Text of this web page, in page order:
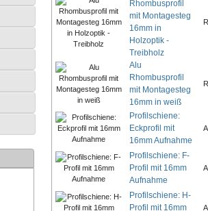
Rhombusprofil
mit Montagesteg
16mm in
Holzoptik -
Treibholz
Alu
Rhombusprofil
mit Montagesteg
16mm in weiß
Profilschiene:
Eckprofil mit
16mm Aufnahme
Profilschiene: F-
Profil mit 16mm
Aufnahme
Profilschiene: H-
Profil mit 16mm